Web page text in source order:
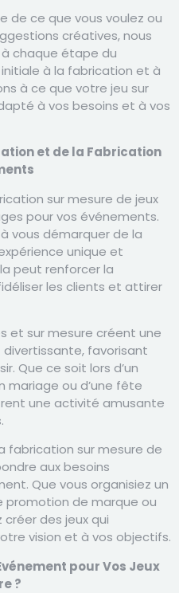
de ce que vous voulez ou
créatives, nous
chaque étape du
à la fabrication et à
à ce que votre jeu sur
à vos besoins et à vos
et de la Fabrication
sur mesure de jeux
pour vos événements.
vous démarquer de la
unique et
peut renforcer la
les clients et attirer
et sur mesure créent une
favorisant
Que ce soit lors d’un
mariage ou d’une fête
une activité amusante
fabrication sur mesure de
aux besoins
Que vous organisiez un
de marque ou
des jeux qui
vision et à vos objectifs.
pour Vos Jeux
?